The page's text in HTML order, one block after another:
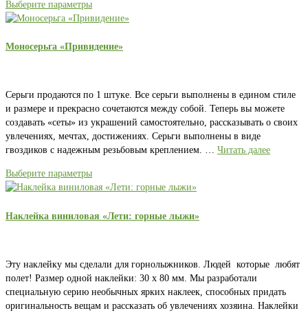
Выберите параметры
Моносерьга «Привидение»
Серьги продаются по 1 штуке. Все серьги выполнены в едином стиле
и размере и прекрасно сочетаются между собой. Теперь вы можете
создавать «сеты» из украшений самостоятельно, рассказывать о своих
увлечениях, мечтах, достижениях. Серьги выполнены в виде
гвоздиков с надежным резьбовым креплением. … Читать далее
Выберите параметры
Наклейка виниловая «Лети: горные лыжи»
Эту наклейку мы сделали для горнолыжников. Людей которые любят
полет! Размер одной наклейки: 30 х 80 мм. Мы разработали
специальную серию необычных ярких наклеек, способных придать
оригинальность вещам и рассказать об увлечениях хозяина. Наклейки